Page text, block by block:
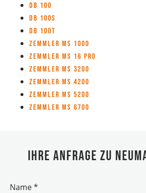
DB 100
DB 100S
DB 100T
Zemmler MS 1000
Zemmler MS 16 Pro
Zemmler MS 3200
Zemmler MS 4200
Zemmler MS 5200
Zemmler MS 6700
Ihre Anfrage zu
Name*